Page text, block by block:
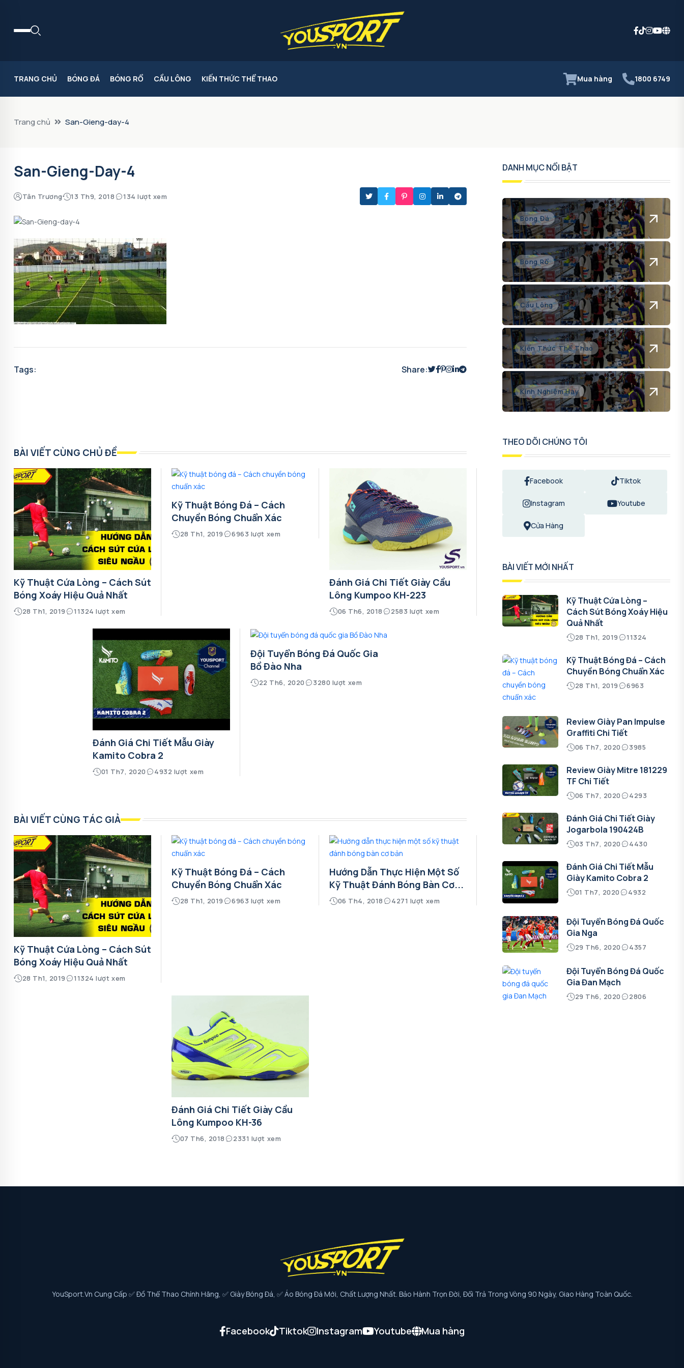
TRANG CHỦ BÓNG ĐÁ BÓNG RỔ CẦU LÔNG KIẾN THỨC THỂ THAO Mua hàng 1800 6749
Trang chủ San-Gieng-day-4
San-Gieng-Day-4
Tân Trương 13 Th9, 2018 134 lượt xem
Tags: Share:
BÀI VIẾT CÙNG CHỦ ĐỀ
Kỹ Thuật Cứa Lòng – Cách Sút
Bóng Xoáy Hiệu Quả Nhất
28 Th1, 2019 11324 lượt xem
Kỹ Thuật Bóng Đá – Cách
Chuyền Bóng Chuẩn Xác
28 Th1, 2019 6963 lượt xem
Đánh Giá Chi Tiết Giày Cầu
Lông Kumpoo KH-223
06 Th6, 2018 2583 lượt xem
Đánh Giá Chi Tiết Mẫu Giày
Kamito Cobra 2
01 Th7, 2020 4932 lượt xem
Đội Tuyển Bóng Đá Quốc Gia
Bồ Đào Nha
22 Th6, 2020 3280 lượt xem
BÀI VIẾT CÙNG TÁC GIẢ
Kỹ Thuật Cứa Lòng – Cách Sút
Bóng Xoáy Hiệu Quả Nhất
28 Th1, 2019 11324 lượt xem
Kỹ Thuật Bóng Đá – Cách
Chuyền Bóng Chuẩn Xác
28 Th1, 2019 6963 lượt xem
Hướng Dẫn Thực Hiện Một Số
Kỹ Thuật Đánh Bóng Bàn Cơ...
06 Th4, 2018 4271 lượt xem
Đánh Giá Chi Tiết Giày Cầu
Lông Kumpoo KH-36
07 Th6, 2018 2331 lượt xem
DANH MỤC NỔI BẬT
Bóng Đá
Bóng Rổ
Cầu Lông
Kiến Thức Thể Thao
Kinh Nghiệm Hay
THEO DÕI CHÚNG TÔI
Facebook Tiktok
Instagram Youtube
Cửa Hàng
BÀI VIẾT MỚI NHẤT
Kỹ Thuật Cứa Lòng –
Cách Sút Bóng Xoáy Hiệu
Quả Nhất
28 Th1, 2019 11324
Kỹ Thuật Bóng Đá – Cách
Chuyền Bóng Chuẩn Xác
28 Th1, 2019 6963
Review Giày Pan Impulse
Graffiti Chi Tiết
06 Th7, 2020 3985
Review Giày Mitre 181229
TF Chi Tiết
06 Th7, 2020 4293
Đánh Giá Chi Tiết Giày
Jogarbola 190424B
03 Th7, 2020 4430
Đánh Giá Chi Tiết Mẫu
Giày Kamito Cobra 2
01 Th7, 2020 4932
Đội Tuyển Bóng Đá Quốc
Gia Nga
29 Th6, 2020 4357
Đội Tuyển Bóng Đá Quốc
Gia Đan Mạch
29 Th6, 2020 2806
YouSport.vn Cung Cấp ✅ Đồ Thể Thao Chính Hãng, ✅ Giày Bóng Đá, ✅ Áo Bóng Đá Mới, Chất Lượng Nhất. Bảo Hành Trọn Đời, Đổi Trả Trong Vòng 90 Ngày, Giao Hàng Toàn Quốc.
Facebook Tiktok Instagram Youtube Mua hàng